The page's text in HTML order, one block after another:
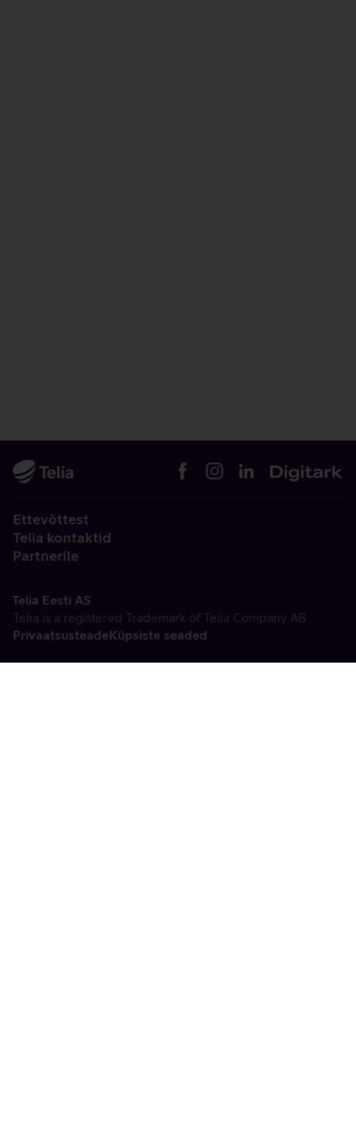
Ettevõttest
Telia kontaktid
Partnerile
Telia Eesti AS
Telia is a registered Trademark of Telia Company AB
PrivaatsusteadeKüpsiste seaded